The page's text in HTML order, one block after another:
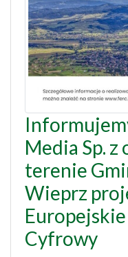
Media Sp. z
terenie
Wieprz
Cyfrowy